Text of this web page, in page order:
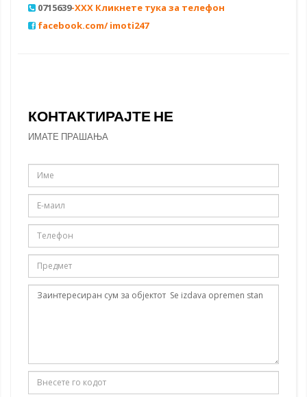
0715639-XXX Кликнете тука за телефон
facebook.com/ imoti247
КОНТАКТИРАЈТЕ НЕ
ИМАТЕ ПРАШАЊА